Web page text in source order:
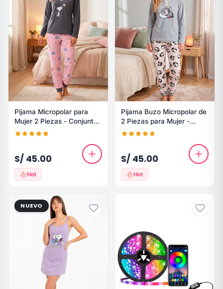
Pijama Micropolar para
Mujer 2 Piezas - Conjunto
Buzo Estrellas y Snoopy
S/ 45.00
Hot
Pijama Buzo Micropolar de
2 Piezas para Mujer -
Diseño Pingüino
S/ 45.00
Hot
NUEVO